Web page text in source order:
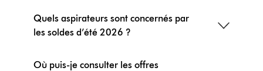
Quels aspirateurs sont concernés par
les soldes d’été 2026 ?
Où puis-je consulter les offres